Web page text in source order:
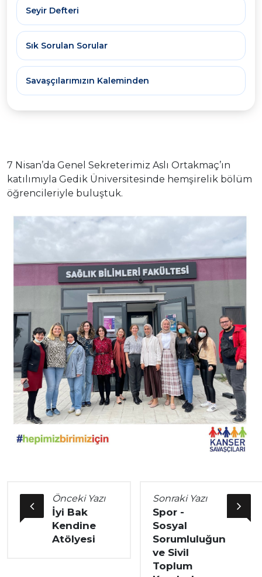
Seyir Defteri
Sık Sorulan Sorular
Savaşçılarımızın Kaleminden
7 Nisan’da Genel Sekreterimiz Aslı Ortakmaç’ın
katılımıyla Gedik Üniversitesinde hemşirelik bölüm
öğrencileriyle buluştuk.
Önceki Yazı
İyi Bak
Kendine
Atölyesi
Sonraki Yazı
Spor -
Sosyal
Sorumluluğun
ve Sivil
Toplum